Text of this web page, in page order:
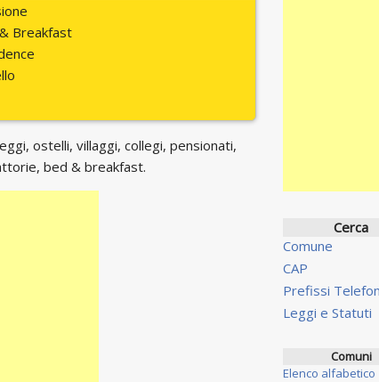
Breakfast
ostelli, villaggi, collegi, pensionati,
bed & breakfast.
Cerca
Comune
CAP
Prefissi
Leggi e Statuti
Comuni
Elenco alfabetico